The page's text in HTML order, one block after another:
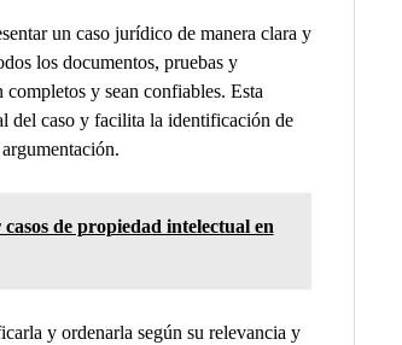
un caso jurídico de manera clara y
los documentos, pruebas y
completos y sean confiables. Esta
del caso y facilita la identificación de
de propiedad intelectual en
y ordenarla según su relevancia y